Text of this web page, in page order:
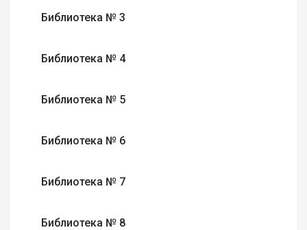
Библиотека № 3
Библиотека № 4
Библиотека № 5
Библиотека № 6
Библиотека № 7
Библиотека № 8